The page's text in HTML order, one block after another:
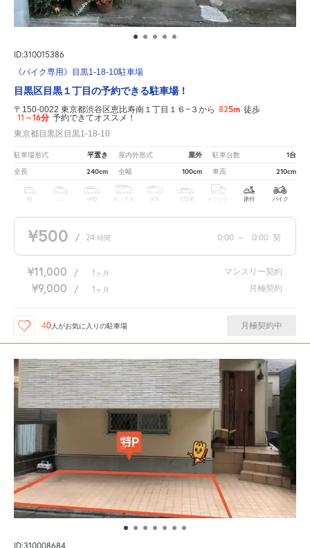
ID:310015386
《バイク専用》目黒1-18-10駐車場
目黒区目黒１丁目の予約できる駐車場！
〒150-0022 東京都渋谷区恵比寿南１丁目１６−３から 825m 徒歩
11～16分 予約できてオススメ！
東京都目黒区目黒1-18-10
駐車場形式 平置き 屋内外形式 屋外 駐車台数 1台
全長 240cm 全幅 100cm 車高 210cm
軽 中型 ボックス SUV 大型車 トラック 原付 バイク
¥500 / 24 時間 0:00 ～ 0:00 契
¥11,000 / 1 ヶ月 マンスリー契約
¥9,000 / 1 ヶ月 月極契約
40人がお気に入りの駐車場 月極契約中
ID:310008684